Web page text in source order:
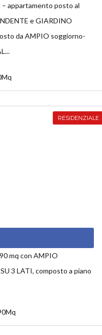
– appartamento posto al
e GIARDINO
da AMPIO soggiorno-
RESIDENZIALE
mq con AMPIO
3 LATI, composto a piano